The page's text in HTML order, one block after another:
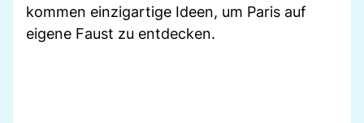
kommen einzigartige Ideen, um Paris auf
eigene Faust zu entdecken.